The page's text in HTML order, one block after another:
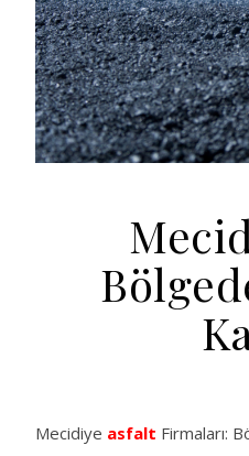
Mecidiye asfalt Firmaları: